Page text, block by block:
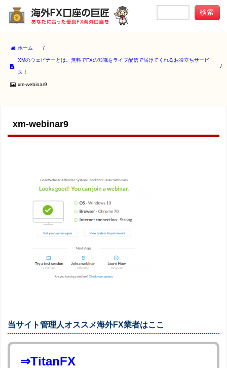
ホーム /
XMのウェビナーとは。無料でFXの知識をライブ配信で届けてくれるお役立ちサービ
ス！
/
xm-webinar9
xm-webinar9
当サイト管理人オススメ海外FX業者はここ
⇒TitanFX